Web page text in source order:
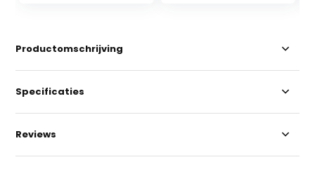
Productomschrijving
Specificaties
Reviews